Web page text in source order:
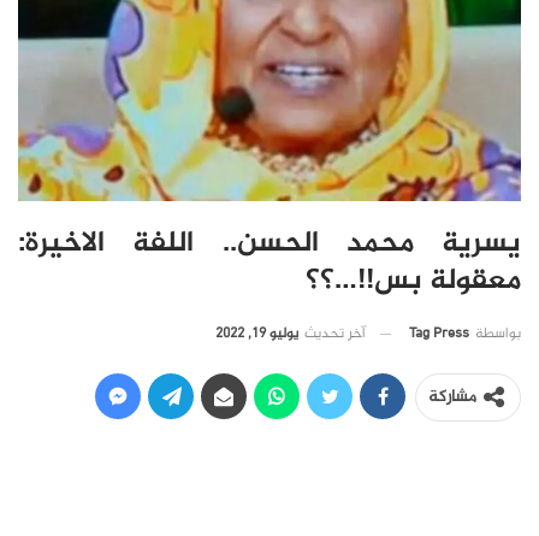
يسرية محمد الحسن.. اللفة الاخيرة:
معقولة بس!!…؟؟
بواسطة Tag Press آخر تحديث يوليو 19, 2022
مشاركة